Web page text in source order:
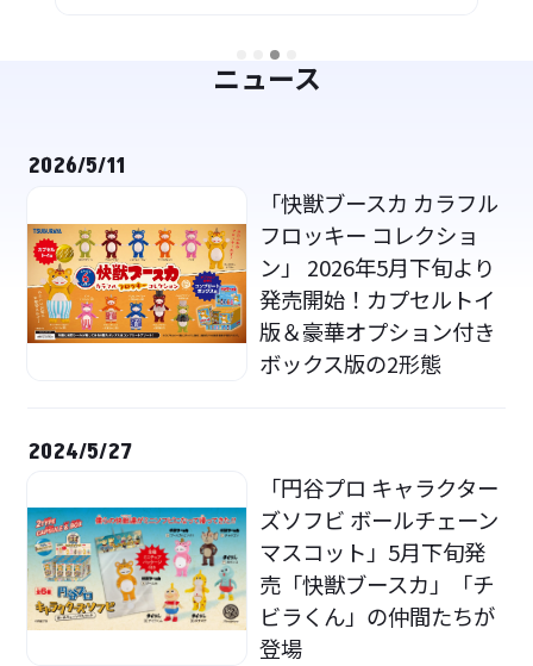
ニュース
2026/5/11
「快獣ブースカ カラフル
フロッキー コレクショ
ン」 2026年5月下旬より
発売開始！カプセルトイ
版＆豪華オプション付き
ボックス版の2形態
2024/5/27
「円谷プロ キャラクター
ズソフビ ボールチェーン
マスコット」5月下旬発
売「快獣ブースカ」「チ
ビラくん」の仲間たちが
登場